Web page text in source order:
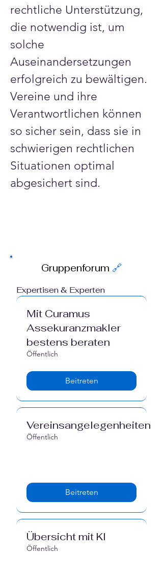
rechtliche Unterstützung,
die notwendig ist, um
solche
Auseinandersetzungen
erfolgreich zu bewältigen.
Vereine und ihre
Verantwortlichen können
so sicher sein, dass sie in
schwierigen rechtlichen
Situationen optimal
abgesichert sind.
Gruppenforum 🔗
Expertisen & Experten
Mit Curamus
Assekuranzmakler
bestens beraten
Öffentlich
Beitreten
Vereinsangelegenheiten
Öffentlich
Beitreten
Übersicht mit KI
Öffentlich